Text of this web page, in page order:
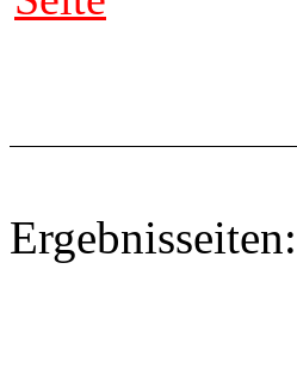
Ergebnisseiten: